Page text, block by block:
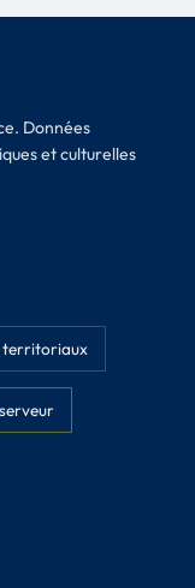
Données
et culturelles
territoriaux